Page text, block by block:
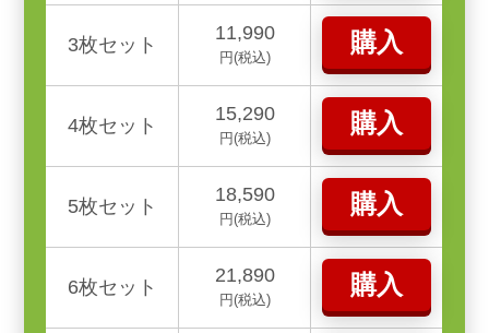
3枚セット
11,990
円(税込)
購入
4枚セット
15,290
円(税込)
購入
5枚セット
18,590
円(税込)
購入
6枚セット
21,890
円(税込)
購入